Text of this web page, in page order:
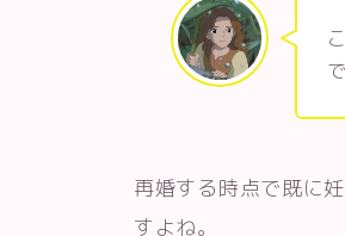
再婚する時点で既に
すよね。